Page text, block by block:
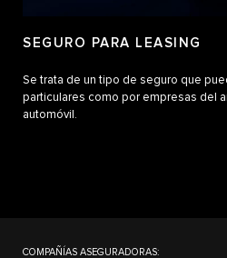
SEGURO PARA LEASING
Se trata de un tipo de seguro que
particulares como por empresas del
automóvil.
COMPAÑÍAS ASEGURADORAS: